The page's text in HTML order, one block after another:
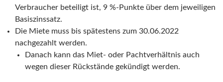
Verbraucher beteiligt ist, 9 %-Punkte über dem jeweiligen
Basiszinssatz.
Die Miete muss bis spätestens zum 30.06.2022
nachgezahlt werden.
Danach kann das Miet- oder Pachtverhältnis auch
wegen dieser Rückstände gekündigt werden.